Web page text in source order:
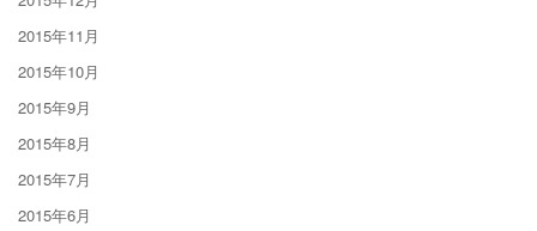
2015年11月
2015年10月
2015年9月
2015年8月
2015年7月
2015年6月